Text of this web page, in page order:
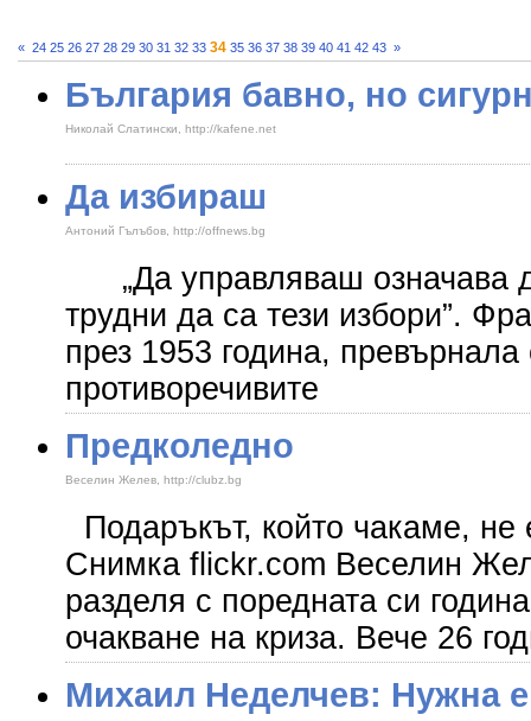
« 24 25 26 27 28 29 30 31 32 33 34 35 36 37 38 39 40 41 42 43 »
България бавно, но
Николай Слатински, http://kafene.net
Да избираш
Антоний Гълъбов, http://offnews.bg
„Да управляваш означава
трудни да са тези избори”.
през 1953 година,
противоречивите
Предколедно
Веселин Желев, http://clubz.bg
Подаръкът, който чакаме,
Снимка flickr.com Веселин
разделя с поредната си
очакване на криза. Вече 26
Михаил Неделчев: Нужна